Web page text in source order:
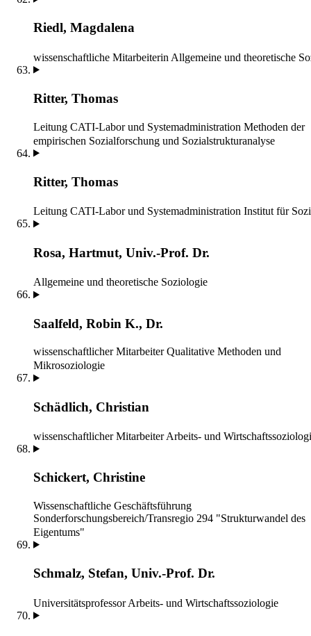
Riedl, Magdalena
wissenschaftliche Mitarbeiterin Allgemeine und theoretische
Ritter, Thomas
Leitung CATI-Labor und Systemadministration Methoden der
empirischen Sozialforschung und Sozialstrukturanalyse
Ritter, Thomas
Leitung CATI-Labor und Systemadministration Institut für
Rosa, Hartmut, Univ.-Prof. Dr.
Allgemeine und theoretische Soziologie
Saalfeld, Robin K., Dr.
wissenschaftlicher Mitarbeiter Qualitative Methoden und
Mikrosoziologie
Schädlich, Christian
wissenschaftlicher Mitarbeiter Arbeits- und
Schickert, Christine
Wissenschaftliche Geschäftsführung
Sonderforschungsbereich/Transregio 294 "Strukturwandel des
Eigentums"
Schmalz, Stefan, Univ.-Prof. Dr.
Universitätsprofessor Arbeits- und Wirtschaftssoziologie